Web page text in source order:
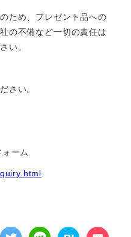
ため、プレゼント品への
の不備など一切の責任は
い。
さい。
ーム